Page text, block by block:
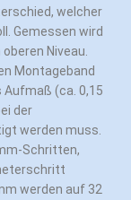
welcher
Gemessen wird
Niveau.
Montageband
(ca. 0,15
der
werden muss.
Schritten,
werden auf 32